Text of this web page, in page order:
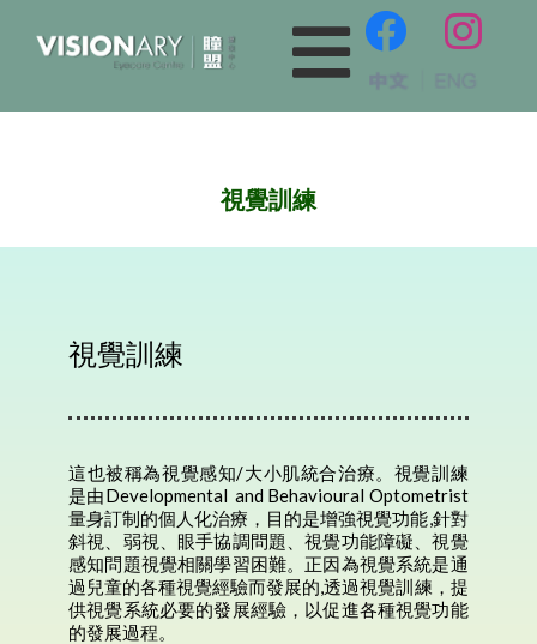
視覺訓練
視覺訓練
這也被稱為視覺感知/大小肌統合治療。視覺訓練
是由Developmental and Behavioural Optometrist
量身訂制的個人化治療，目的是增強視覺功能,針對
斜視、弱視、眼手協調問題、視覺功能障礙、視覺
感知問題視覺相關學習困難。正因為視覺系統是通
過兒童的各種視覺經驗而發展的,透過視覺訓練，提
供視覺系統必要的發展經驗，以促進各種視覺功能
的發展過程。